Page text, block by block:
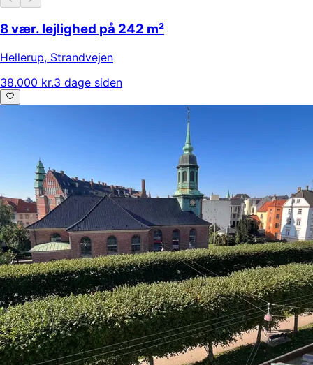
8 vær. lejlighed på 242 m²
Hellerup, Strandvejen
38.000 kr.3 dage siden